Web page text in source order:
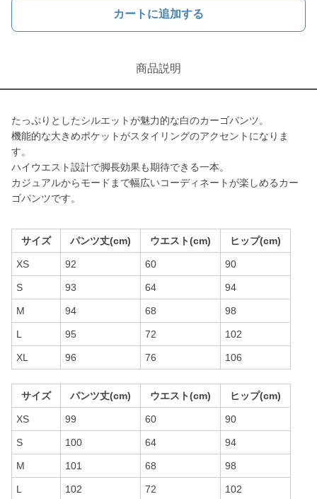
カートに追加する
商品説明
たっぷりとしたシルエットが魅力的な白のカーゴパンツ。
機能的な大きめポケットがスタイリングのアクセントになりま
す。
ハイウエスト設計で脚長効果も期待できる一本。
カジュアルからモードまで幅広いコーディネートが楽しめるカー
ゴパンツです。
サイズ パンツ丈(cm) ウエスト(cm) ヒップ(cm)
XS 92 60 90
S 93 64 94
M 94 68 98
L 95 72 102
XL 96 76 106
サイズ パンツ丈(cm) ウエスト(cm) ヒップ(cm)
XS 99 60 90
S 100 64 94
M 101 68 98
L 102 72 102